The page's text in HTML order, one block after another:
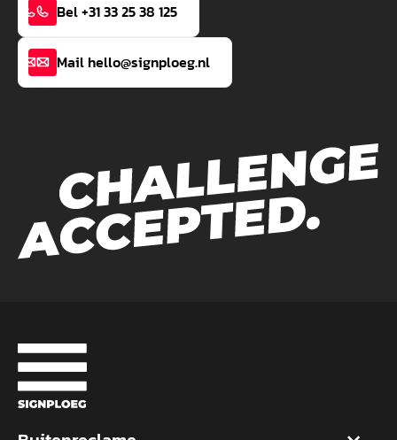
Bel +31 33 25 38 125
Mail hello@signploeg.nl